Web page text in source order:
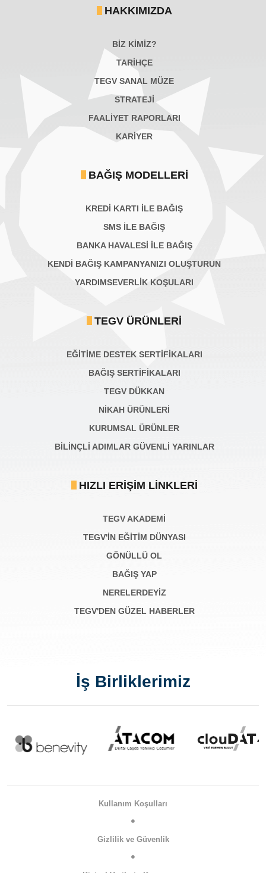
HAKKIMIZDA
BİZ KİMİZ?
TARİHÇE
TEGV SANAL MÜZE
STRATEJİ
FAALİYET RAPORLARI
KARIYER
BAĞIŞ MODELLERI
KREDİ KARTI İLE BAĞIŞ
SMS İLE BAĞIŞ
BANKA HAVALESİ İLE BAĞIŞ
KENDİ BAĞIŞ KAMPANYANIZI OLUŞTURUN
YARDIMSEVERLİK KOŞULARI
TEGV ÜRÜNLERI
EĞİTİME DESTEK SERTİFİKALARI
BAĞIŞ SERTIFIKALARI
TEGV DÜKKAN
NİKAH ÜRÜNLERİ
KURUMSAL ÜRÜNLER
BILINÇLI ADIMLAR GÜVENLI YARINLAR
HIZLI ERIŞIM LINKLERI
TEGV AKADEMI
TEGV'İN EĞİTİM DÜNYASI
GÖNÜLLÜ OL
BAĞIŞ YAP
NERELERDEYİZ
TEGV'DEN GÜZEL HABERLER
İş Birliklerimiz
Kullanım Koşulları
Gizlilik ve Güvenlik